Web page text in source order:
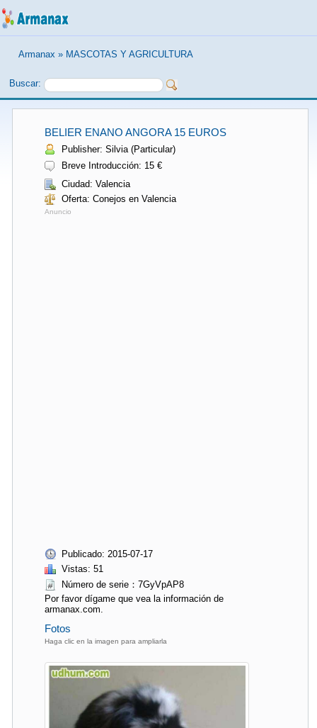
Armanax » MASCOTAS Y AGRICULTURA
Buscar:
BELIER ENANO ANGORA 15 EUROS
Publisher: Silvia (Particular)
Breve Introducción: 15 €
Ciudad: Valencia
Oferta: Conejos en Valencia
Anuncio
Publicado: 2015-07-17
Vistas: 51
Número de serie：7GyVpAP8
Por favor dígame que vea la información de
armanax.com.
Fotos
Haga clic en la imagen para ampliarla